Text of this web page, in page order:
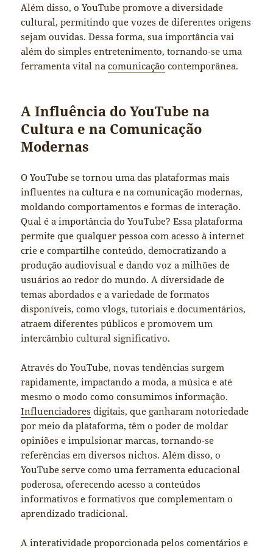
Além disso, o YouTube promove a diversidade
cultural, permitindo que vozes de diferentes origens
sejam ouvidas. Dessa forma, sua importância vai
além do simples entretenimento, tornando-se uma
ferramenta vital nacomunicação contemporânea.
A Influência do YouTube na
Cultura e na Comunicação
Modernas
O YouTube se tornou uma das plataformas mais
influentes na cultura e na comunicação modernas,
moldando comportamentos e formas de interação.
Qual é a importância do YouTube? Essa plataforma
permite que qualquer pessoa com acesso à internet
crie e compartilhe conteúdo, democratizando a
produção audiovisual e dando voz a milhões de
usuários ao redor do mundo. A diversidade de
temas abordados e a variedade de formatos
disponíveis, como vlogs, tutoriais e documentários,
atraem diferentes públicos e promovem um
intercâmbio cultural significativo.
Através do YouTube, novas tendências surgem
rapidamente, impactando a moda, a música e até
mesmo o modo como consumimos informação.
Influenciadores digitais, que ganharam notoriedade
por meio da plataforma, têm o poder de moldar
opiniões e impulsionar marcas, tornando-se
referências em diversos nichos. Além disso, o
YouTube serve como uma ferramenta educacional
poderosa, oferecendo acesso a conteúdos
informativos e formativos que complementam o
aprendizado tradicional.
A interatividade proporcionada pelos comentários e